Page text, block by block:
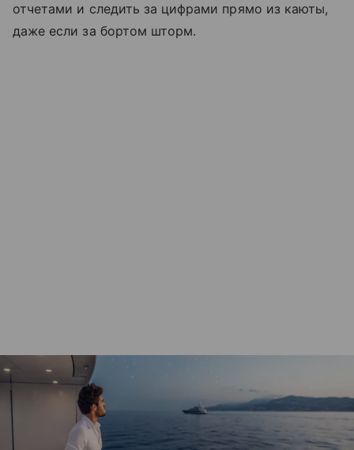
отчетами и следить за цифрами прямо из каюты,
даже если за бортом шторм.